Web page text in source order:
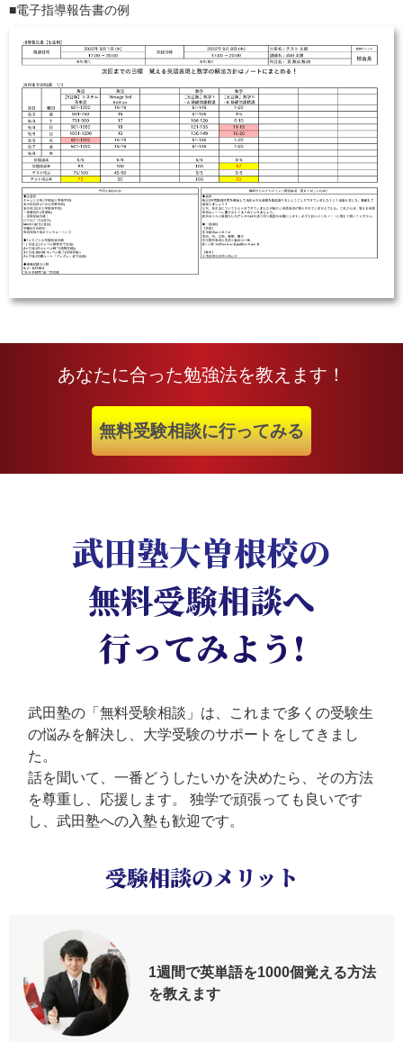
電子指導報告書の例
あなたに合った勉強法を教えます！
無料受験相談に行ってみる
武田塾大曽根校の
無料受験相談へ
行ってみよう!
武田塾の「無料受験相談」は、これまで多くの受験生
の悩みを解決し、大学受験のサポートをしてきまし
た。
話を聞いて、一番どうしたいかを決めたら、その方法
を尊重し、応援します。
独学で頑張っても良いです
し、武田塾への入塾も歓迎です。
受験相談のメリット
1週間で英単語を1000個覚える方法
を教えます